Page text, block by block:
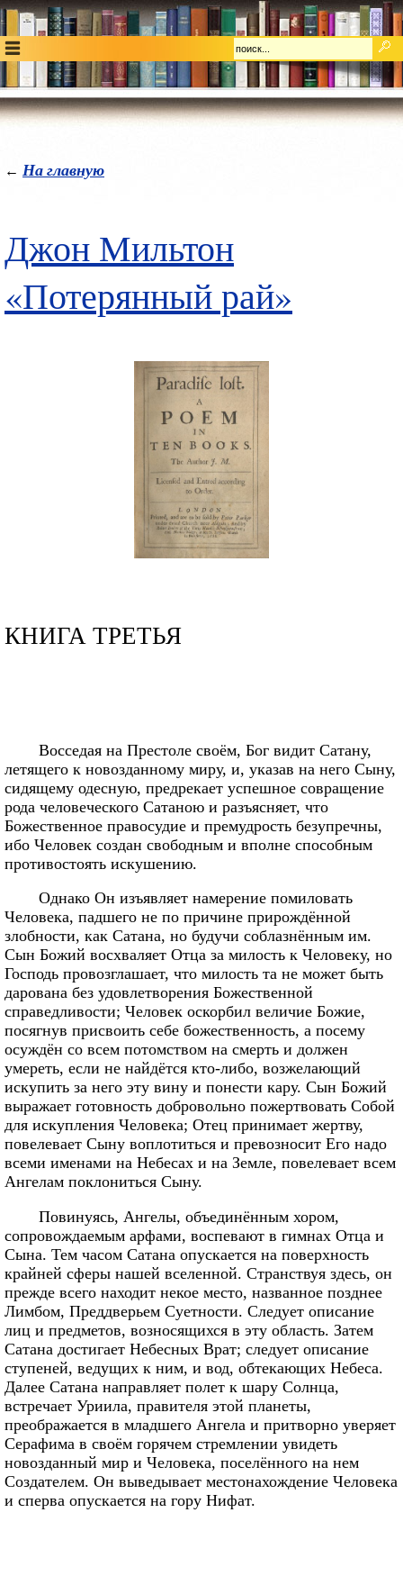
← На главную
Джон Мильтон
«Потерянный рай»
КНИГА ТРЕТЬЯ
Восседая на Престоле своём, Бог видит Сатану,
летящего к новозданному миру, и, указав на него Сыну,
сидящему одесную, предрекает успешное совращение
рода человеческого Сатаною и разъясняет, что
Божественное правосудие и премудрость безупречны,
ибо Человек создан свободным и вполне способным
противостоять искушению.
Однако Он изъявляет намерение помиловать
Человека, падшего не по причине прирождённой
злобности, как Сатана, но будучи соблазнённым им.
Сын Божий восхваляет Отца за милость к Человеку, но
Господь провозглашает, что милость та не может быть
дарована без удовлетворения Божественной
справедливости; Человек оскорбил величие Божие,
посягнув присвоить себе божественность, а посему
осуждён со всем потомством на смерть и должен
умереть, если не найдётся кто-либо, возжелающий
искупить за него эту вину и понести кару. Сын Божий
выражает готовность добровольно пожертвовать Собой
для искупления Человека; Отец принимает жертву,
повелевает Сыну воплотиться и превозносит Его надо
всеми именами на Небесах и на Земле, повелевает всем
Ангелам поклониться Сыну.
Повинуясь, Ангелы, объединённым хором,
сопровождаемым арфами, воспевают в гимнах Отца и
Сына. Тем часом Сатана опускается на поверхность
крайней сферы нашей вселенной. Странствуя здесь, он
прежде всего находит некое место, названное позднее
Лимбом, Преддверьем Суетности. Следует описание
лиц и предметов, возносящихся в эту область. Затем
Сатана достигает Небесных Врат; следует описание
ступеней, ведущих к ним, и вод, обтекающих Небеса.
Далее Сатана направляет полет к шару Солнца,
встречает Уриила, правителя этой планеты,
преображается в младшего Ангела и притворно уверяет
Серафима в своём горячем стремлении увидеть
новозданный мир и Человека, поселённого на нем
Создателем. Он выведывает местонахождение Человека
и сперва опускается на гору Нифат.